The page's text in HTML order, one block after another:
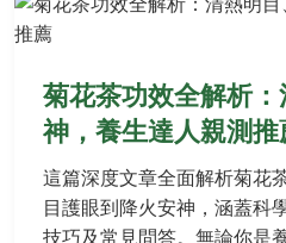
菊花茶功效全解析
神，養生達人親測推
這篇深度文章全面解析菊花
目護眼到降火安神，涵蓋科
技巧及常見問答。無論你是